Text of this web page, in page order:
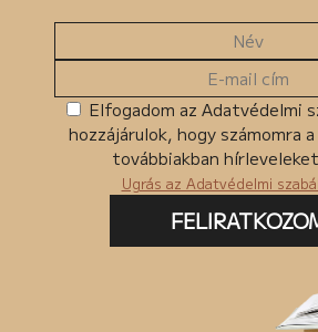
Elfogadom az Adatvédelmi
hozzájárulok, hogy számomra
továbbiakban
Ugrás az Adatvédelmi